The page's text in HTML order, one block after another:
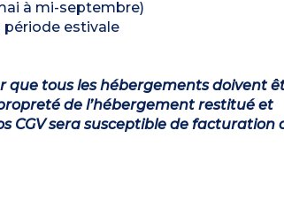
à mi-septembre)
période estivale
que tous les hébergements doivent
de l’hébergement restitué et
CGV sera susceptible de facturation